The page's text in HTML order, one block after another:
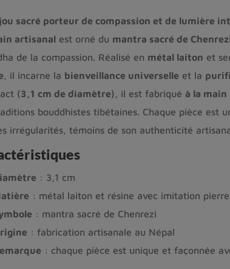
sacré porteur de compassion et de lumière
artisanalest orné du mantra sacré de
de la compassion. Réalisé en métal laiton et
, il incarne la bienveillance universelle et la
(3,1 cm de diamètre), il est fabriqué à la main
bouddhistes tibétaines. Chaque pièce est
irrégularités, témoins de son authenticité
: 3,1 cm
: métal laiton et résine avec imitation
: mantra sacré de Chenrezi
: fabrication artisanale au Népal
: chaque pièce est unique et façonnée